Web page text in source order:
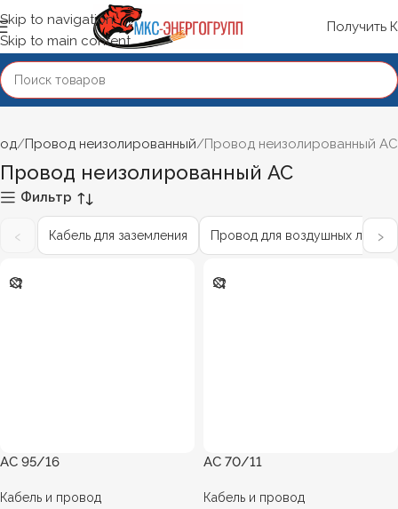
Skip to navigation
Skip to main content
Получить
Провод неизолированный Провод неизолированный АС
Провод неизолированный АС
Фильтр
‹ Кабель для заземления Провод для воздушных линий
›
АС 95/16
Кабель и провод
АС 70/11
Кабель и провод